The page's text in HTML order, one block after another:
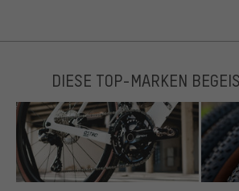
DIESE TOP-MARKEN